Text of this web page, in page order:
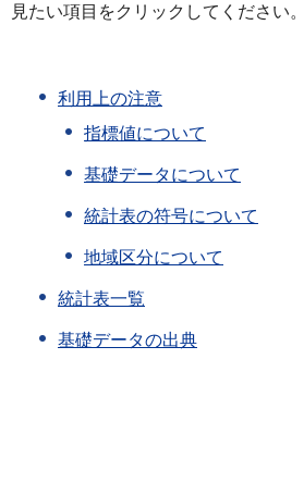
見たい項目をクリックしてください。
利用上の注意
指標値について
基礎データについて
統計表の符号について
地域区分について
統計表一覧
基礎データの出典